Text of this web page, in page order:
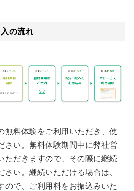
の流れ
無料体験をご利用いただき、使
さい。無料体験期間中に弊社営
ただきますので、その際に継続
さい。継続いただける場合は、
ので、ご利用料をお振込みいた